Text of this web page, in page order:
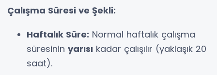
Çalışma Süresi ve Şekli:
Haftalık Süre: Normal haftalık çalışma
süresinin yarısı kadar çalışılır (yaklaşık 20
saat).